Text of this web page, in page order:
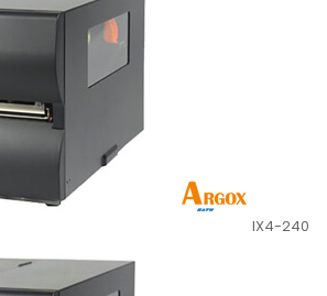
IX4-240